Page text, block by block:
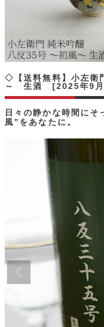
日々の静かな時間にそ
風”をあなたに。
◇【送料無料】小左
～ 生酒 [2025年9